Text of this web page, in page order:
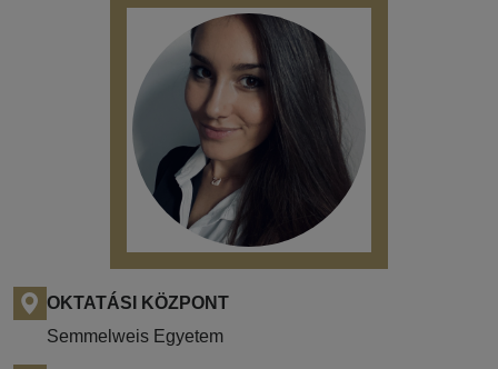
OKTATÁSI KÖZPONT
Semmelweis Egyetem